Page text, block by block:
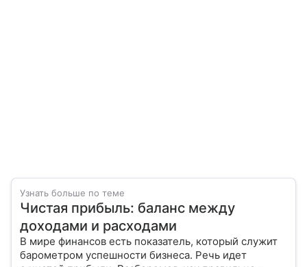
Узнать больше по теме
Чистая прибыль: баланс между
доходами и расходами
В мире финансов есть показатель, который служит
барометром успешности бизнеса. Речь идет